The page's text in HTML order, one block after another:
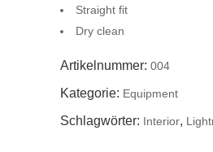
Straight fit
Dry clean
Artikelnummer: 004
Kategorie: Equipment
Schlagwörter: Interior,